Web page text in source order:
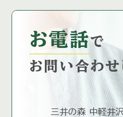
お電話で
お問い合わせ
三井の森 中軽井